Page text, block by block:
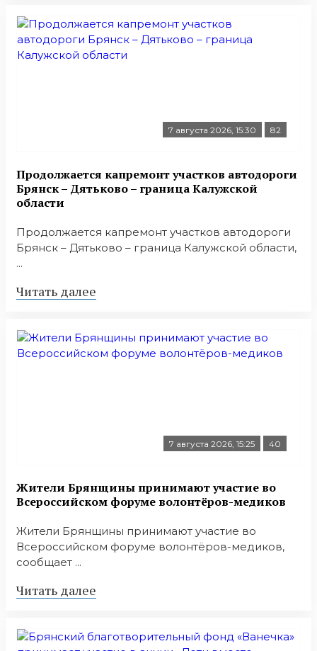
7 августа 2026, 15:30 82
Продолжается капремонт участков автодороги
Брянск – Дятьково – граница Калужской
области
Продолжается капремонт участков автодороги
Брянск – Дятьково – граница Калужской области,
...
Читать далее
7 августа 2026, 15:25 40
Жители Брянщины принимают участие во
Всероссийском форуме волонтёров-медиков
Жители Брянщины принимают участие во
Всероссийском форуме волонтёров-медиков,
сообщает ...
Читать далее